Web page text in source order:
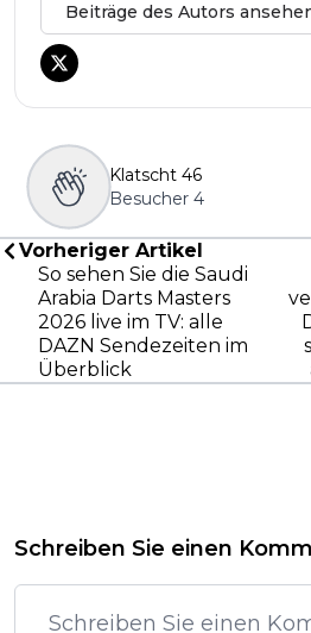
Beiträge des Autors
Klatscht 46
Besucher 4
Vorheriger Artikel
So sehen Sie die Saudi
Arabia Darts Masters
2026 live im TV: alle
DAZN Sendezeiten im
Überblick
Schreiben Sie einen